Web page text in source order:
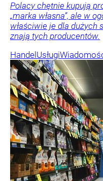
Polacy chętnie kupują
„marka własna”, ale w
właściwie je dla dużych
znają tych producentów.
Handel Usługi